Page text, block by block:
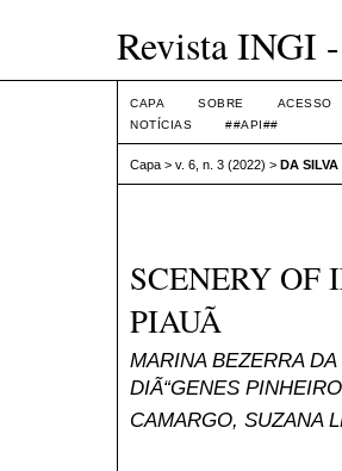
Revista INGI
CAPA SOBRE ACESSO
NOTÍCIAS
##API##
Capa > v. 6, n. 3 (2022) > DA SILVA
SCENERY OF
PIAUÃ
MARINA BEZERRA
DIÃ“GENES
CAMARGO, SUZANA